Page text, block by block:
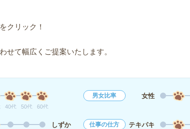
クリック！
て幅広くご提案いたします。
40代 50代 60代
男女比率 女性
しずか 仕事の仕方 テキパキ